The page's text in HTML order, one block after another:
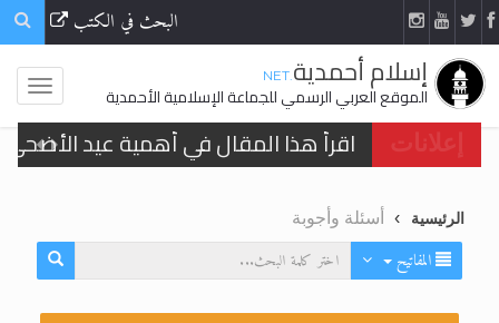
البحث في الكتب
إسلام أحمدية.NET
الموقع العربي الرسمي للجماعة الإسلامية الأحمدية
اقرأ هذا المقال في أهمية عيد
اقرأ هذا المقال في أهمية عيد
الحجّ.. دلالات، حِكم، وأهداف >> المزيد
تعميم هامّ لأفراد الجماعة >> المزيد
الرئيسية أسئلة وأجوبة
المفاتيح